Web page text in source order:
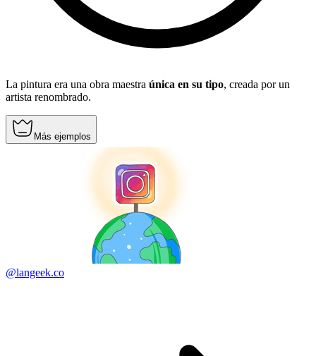
La pintura era una obra maestra única en su tipo, creada por un
artista renombrado.
Más ejemplos
@langeek.co